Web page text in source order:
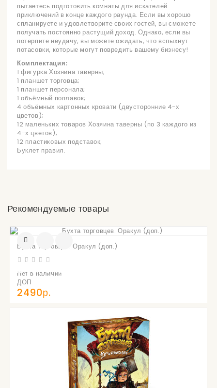
пытаетесь подготовить комнаты для искателей
приключений в конце каждого раунда. Если вы хорошо
спланируете и удовлетворите своих гостей, вы сможете
получать постоянно растущий доход. Однако, если вы
потерпите неудачу, вы можете ожидать, что вспыхнут
потасовки, которые могут повредить вашему бизнесу!
Комплектация:
1 фигурка Хозяина таверны;
1 планшет торговца;
1 планшет персонала;
1 объёмный поплавок;
4 объёмных картонных кровати (двусторонние 4-х
цветов);
12 маленьких товаров Хозяина таверны (по 3 каждого из
4-х цветов);
12 пластиковых подставок;
Буклет правил.
Рекомендуемые товары
Бухта торговцев. Оракул (доп.)
Нет в наличии
ДОП
2490р.
О
ПОСТУПЛЕНИИ